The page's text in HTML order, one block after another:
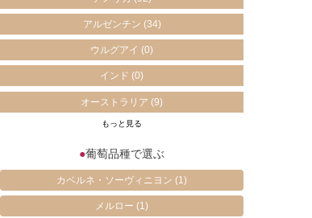
アルゼンチン (34)
ウルグアイ(0)
インド(0)
オーストラリア(9)
もっと見る
●葡萄品種で選ぶ
カベルネ・ソーヴィニヨン(1)
メルロー(1)